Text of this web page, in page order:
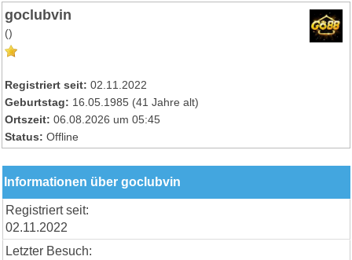
goclubvin
()
Registriert seit: 02.11.2022
Geburtstag: 16.05.1985 (41 Jahre alt)
Ortszeit: 06.08.2026 um 05:45
Status: Offline
Informationen über goclubvin
Registriert seit:
02.11.2022
Letzter Besuch: